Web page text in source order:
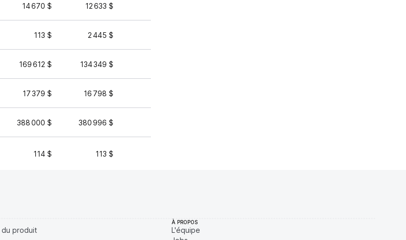
14 670 $ 12 633 $
113 $ 2 445 $
169 612 $ 134 349 $
17 379 $ 16 798 $
388 000 $ 380 996 $
114 $ 113 $
du produit
À PROPOS
L'équipe